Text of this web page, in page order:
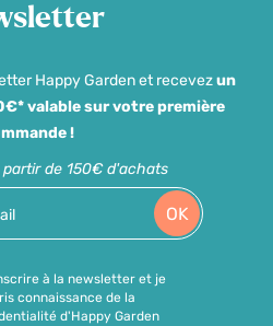
Happy Garden et recevezun
valable sur votre première
!
de 150€ d'achats
OK
à la newsletter et je
connaissance de la
d'Happy Garden